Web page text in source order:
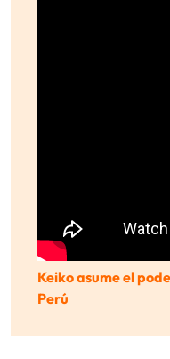
Keiko asume el
Perú